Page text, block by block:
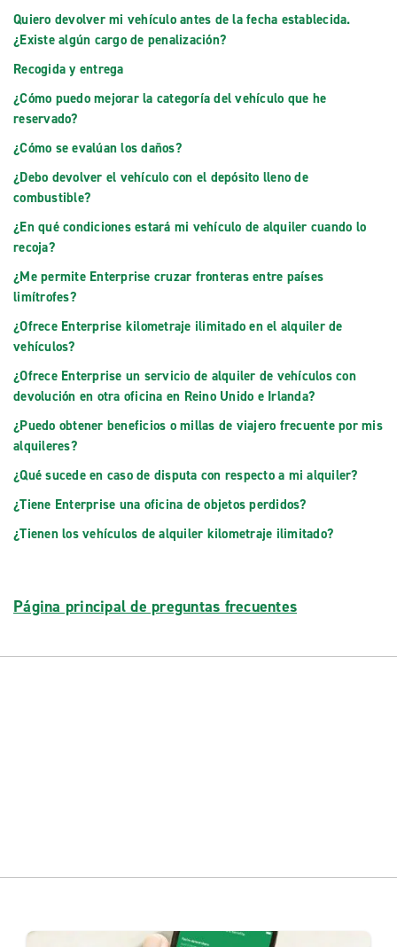
Quiero devolver mi vehículo antes de la fecha establecida.
¿Existe algún cargo de penalización?
Recogida y entrega
¿Cómo puedo mejorar la categoría del vehículo que he
reservado?
¿Cómo se evalúan los daños?
¿Debo devolver el vehículo con el depósito lleno de
combustible?
¿En qué condiciones estará mi vehículo de alquiler cuando lo
recoja?
¿Me permite Enterprise cruzar fronteras entre países
limítrofes?
¿Ofrece Enterprise kilometraje ilimitado en el alquiler de
vehículos?
¿Ofrece Enterprise un servicio de alquiler de vehículos con
devolución en otra oficina en Reino Unido e Irlanda?
¿Puedo obtener beneficios o millas de viajero frecuente por mis
alquileres?
¿Qué sucede en caso de disputa con respecto a mi alquiler?
¿Tiene Enterprise una oficina de objetos perdidos?
¿Tienen los vehículos de alquiler kilometraje ilimitado?
Página principal de preguntas frecuentes